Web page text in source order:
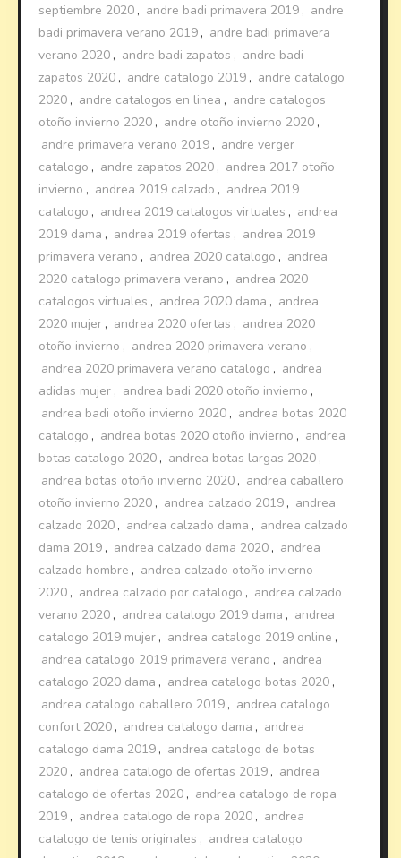
septiembre 2020 , andre badi primavera 2019 , andre
badi primavera verano 2019 , andre badi primavera
verano 2020 , andre badi zapatos , andre badi
zapatos 2020 , andre catalogo 2019 , andre catalogo
2020 , andre catalogos en linea , andre catalogos
otoño invierno 2020 , andre otoño invierno 2020 ,
andre primavera verano 2019 , andre verger
catalogo , andre zapatos 2020 , andrea 2017 otoño
invierno , andrea 2019 calzado , andrea 2019
catalogo , andrea 2019 catalogos virtuales , andrea
2019 dama , andrea 2019 ofertas , andrea 2019
primavera verano , andrea 2020 catalogo , andrea
2020 catalogo primavera verano , andrea 2020
catalogos virtuales , andrea 2020 dama , andrea
2020 mujer , andrea 2020 ofertas , andrea 2020
otoño invierno , andrea 2020 primavera verano ,
andrea 2020 primavera verano catalogo , andrea
adidas mujer , andrea badi 2020 otoño invierno ,
andrea badi otoño invierno 2020 , andrea botas 2020
catalogo , andrea botas 2020 otoño invierno , andrea
botas catalogo 2020 , andrea botas largas 2020 ,
andrea botas otoño invierno 2020 , andrea caballero
otoño invierno 2020 , andrea calzado 2019 , andrea
calzado 2020 , andrea calzado dama , andrea calzado
dama 2019 , andrea calzado dama 2020 , andrea
calzado hombre , andrea calzado otoño invierno
2020 , andrea calzado por catalogo , andrea calzado
verano 2020 , andrea catalogo 2019 dama , andrea
catalogo 2019 mujer , andrea catalogo 2019 online ,
andrea catalogo 2019 primavera verano , andrea
catalogo 2020 dama , andrea catalogo botas 2020 ,
andrea catalogo caballero 2019 , andrea catalogo
confort 2020 , andrea catalogo dama , andrea
catalogo dama 2019 , andrea catalogo de botas
2020 , andrea catalogo de ofertas 2019 , andrea
catalogo de ofertas 2020 , andrea catalogo de ropa
2019 , andrea catalogo de ropa 2020 , andrea
catalogo de tenis originales , andrea catalogo